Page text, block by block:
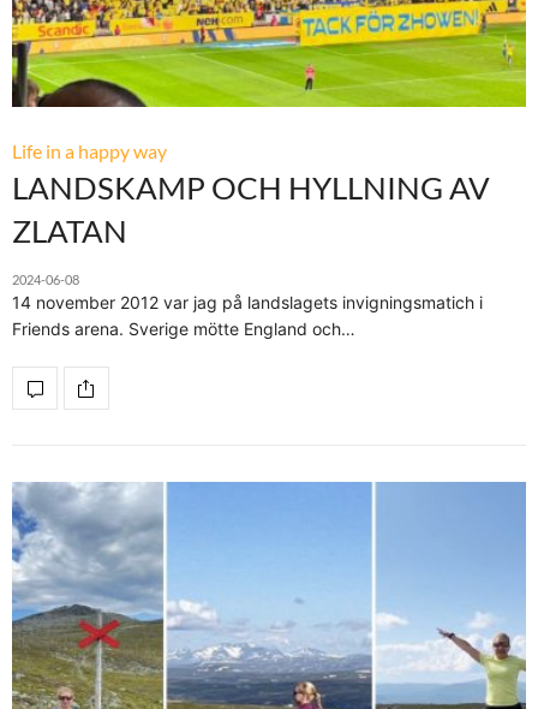
Life in a happy way
LANDSKAMP OCH HYLLNING AV
ZLATAN
2024-06-08
14 november 2012 var jag på landslagets invigningsmatich i
Friends arena. Sverige mötte England och…